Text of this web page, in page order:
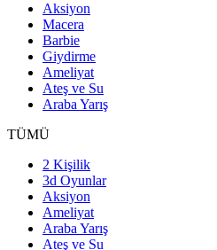
Aksiyon
Macera
Barbie
Giydirme
Ameliyat
Ateş ve Su
Araba Yarış
TÜMÜ
2 Kişilik
3d Oyunlar
Aksiyon
Ameliyat
Araba Yarış
Ateş ve Su